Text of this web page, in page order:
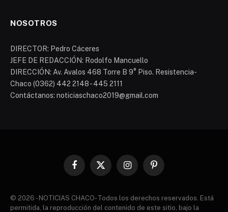
NOSOTROS
DIRECTOR: Pedro Cáceres
JEFE DE REDACCIÓN: Rodolfo Mancuello
DIRECCIÓN: Av. Avalos 468 Torre B 9° Piso. Resistencia-
Chaco (0362) 442 2148 - 445 2111
Contáctanos: noticiaschaco2019@gmail.com
Facebook
X
InstagramPinterest
© 2026 - NOTICIAS CHACO- Todos los derechos reservados. Está
permitida, la reproducción del contenido de este sitio, bajo la